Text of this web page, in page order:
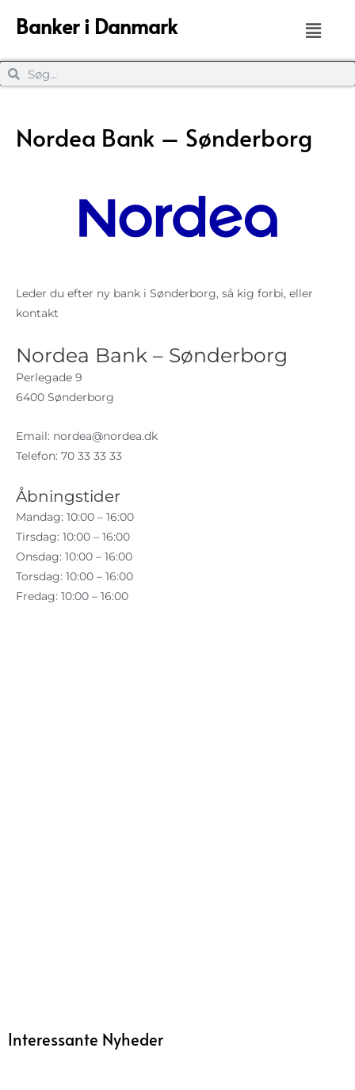
Banker i Danmark
Nordea Bank – Sønderborg
Leder du efter ny bank i Sønderborg, så kig forbi, eller
kontakt
Nordea Bank – Sønderborg
Perlegade 9
6400 Sønderborg
Email: nordea@nordea.dk
Telefon: 70 33 33 33
Åbningstider
Mandag: 10:00 – 16:00
Tirsdag: 10:00 – 16:00
Onsdag: 10:00 – 16:00
Torsdag: 10:00 – 16:00
Fredag: 10:00 – 16:00
Interessante Nyheder